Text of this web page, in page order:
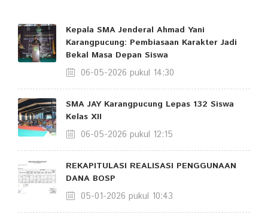
Kepala SMA Jenderal Ahmad Yani
Karangpucung: Pembiasaan Karakter Jadi
Bekal Masa Depan Siswa
06-05-2026 pukul 14:30
SMA JAY Karangpucung Lepas 132 Siswa
Kelas XII
06-05-2026 pukul 12:15
REKAPITULASI REALISASI PENGGUNAAN
DANA BOSP
05-01-2026 pukul 10:43